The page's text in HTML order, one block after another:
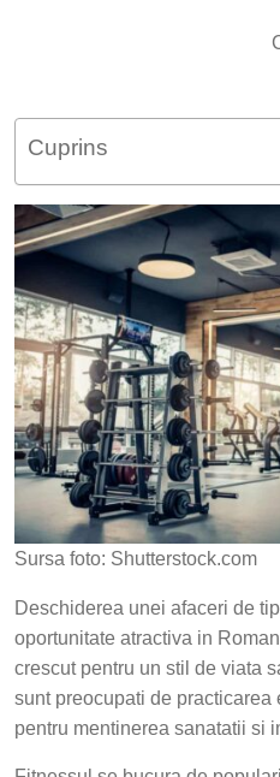
Cuprins
Sursa foto: Shutterstock.com
Deschiderea unei afaceri de
oportunitate atractiva in
crescut pentru un stil de viata
sunt preocupati de
pentru mentinerea sanatatii si